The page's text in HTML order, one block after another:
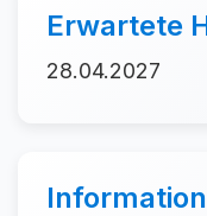
Erwartete
28.04.2027